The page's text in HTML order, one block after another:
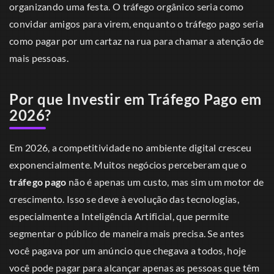
organizando uma festa. O tráfego orgânico seria como
convidar amigos para virem, enquanto o tráfego pago seria
como pagar por um cartaz na rua para chamar a atenção de
mais pessoas.
Por que Investir em Tráfego Pago em
2026?
Em 2026, a competitividade no ambiente digital cresceu
exponencialmente. Muitos negócios perceberam que o
tráfego pago não é apenas um custo, mas sim um motor de
crescimento. Isso se deve à evolução das tecnologias,
especialmente a Inteligência Artificial, que permite
segmentar o público de maneira mais precisa. Se antes
você pagava por um anúncio que chegava a todos, hoje
você pode pagar para alcançar apenas as pessoas que têm